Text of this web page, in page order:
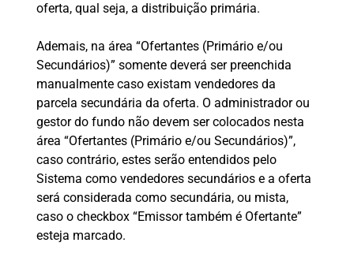
oferta, qual seja, a distribuição primária.
Ademais, na área “Ofertantes (Primário e/ou
Secundários)” somente deverá ser preenchida
manualmente caso existam vendedores da
parcela secundária da oferta. O administrador ou
gestor do fundo não devem ser colocados nesta
área “Ofertantes (Primário e/ou Secundários)”,
caso contrário, estes serão entendidos pelo
Sistema como vendedores secundários e a oferta
será considerada como secundária, ou mista,
caso o checkbox “Emissor também é Ofertante”
esteja marcado.